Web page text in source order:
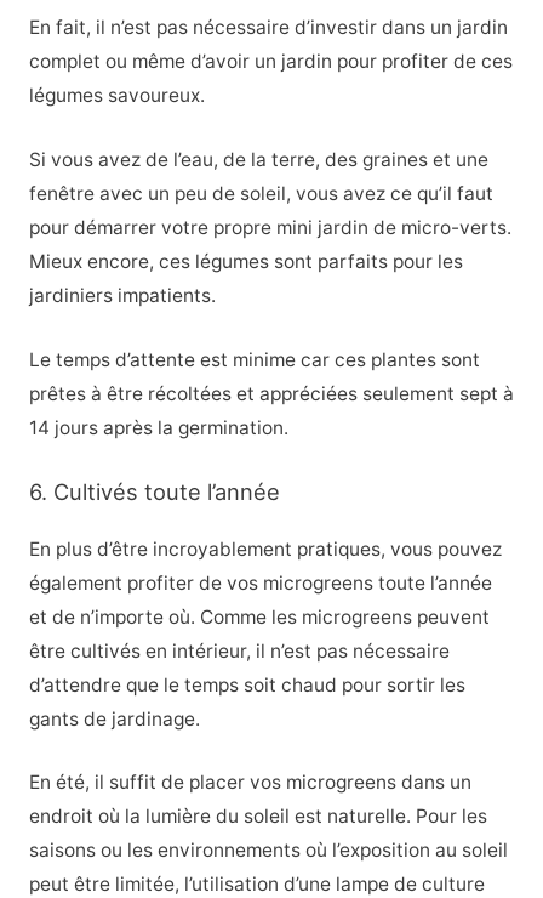
En fait, il n’est pas nécessaire d’investir dans un jardin
complet ou même d’avoir un jardin pour profiter de ces
légumes savoureux.
Si vous avez de l’eau, de la terre, des graines et une
fenêtre avec un peu de soleil, vous avez ce qu’il faut
pour démarrer votre propre mini jardin de micro-verts.
Mieux encore, ces légumes sont parfaits pour les
jardiniers impatients.
Le temps d’attente est minime car ces plantes sont
prêtes à être récoltées et appréciées seulement sept à
14 jours après la germination.
6. Cultivés toute l’année
En plus d’être incroyablement pratiques, vous pouvez
également profiter de vos microgreens toute l’année
et de n’importe où. Comme les microgreens peuvent
être cultivés en intérieur, il n’est pas nécessaire
d’attendre que le temps soit chaud pour sortir les
gants de jardinage.
En été, il suffit de placer vos microgreens dans un
endroit où la lumière du soleil est naturelle. Pour les
saisons ou les environnements où l’exposition au soleil
peut être limitée, l’utilisation d’une lampe de culture